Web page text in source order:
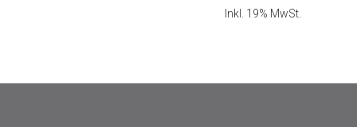
Inkl. 19% MwSt.